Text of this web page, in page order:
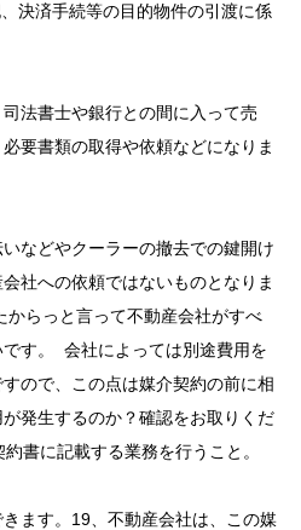
決済手続等の目的物件の引渡に係
法書士や銀行との間に入って売
要書類の取得や依頼などになりま
などやクーラーの撤去での鍵開け
社への依頼ではないものとなりま
からっと言って不動産会社がすべ
す。 会社によっては別途費用を
ので、この点は媒介契約の前に相
発生するのか？確認をお取りくだ
書に記載する業務を行うこと。
ます。19、不動産会社は、この媒